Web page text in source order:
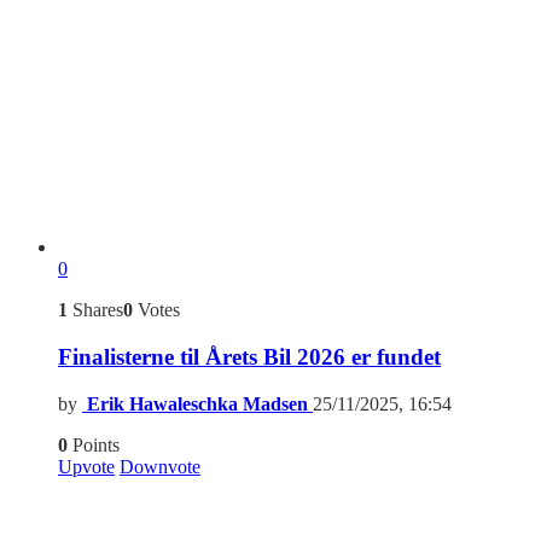
0
1 Shares0 Votes
Finalisterne til Årets Bil 2026 er fundet
by Erik Hawaleschka Madsen 25/11/2025, 16:54
0 Points
Upvote Downvote